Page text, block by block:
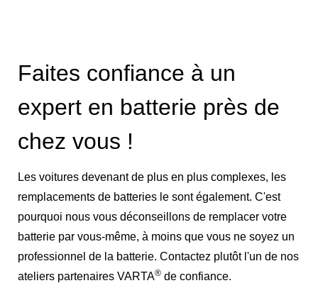
Faites confiance à un
expert en batterie près de
chez vous !
Les voitures devenant de plus en plus complexes, les
remplacements de batteries le sont également. C'est
pourquoi nous vous déconseillons de remplacer votre
batterie par vous-même, à moins que vous ne soyez un
professionnel de la batterie. Contactez plutôt l'un de nos
ateliers partenaires VARTA® de confiance.